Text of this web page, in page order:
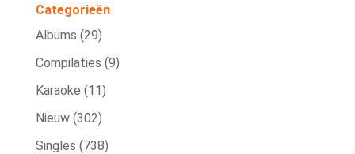
Categorieën
Albums (29)
Compilaties (9)
Karaoke (11)
Nieuw (302)
Singles (738)